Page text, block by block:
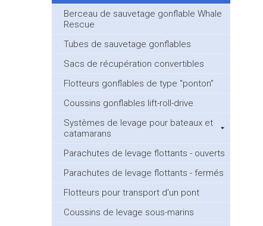
Berceau de sauvetage gonflable Whale
Rescue
Tubes de sauvetage gonflables
Sacs de récupération convertibles
Flotteurs gonflables de type "ponton"
Coussins gonflables lift-roll-drive
Systèmes de levage pour bateaux et
catamarans
Parachutes de levage flottants - ouverts
Parachutes de levage flottants - fermés
Flotteurs pour transport d'un pont
Coussins de levage sous-marins